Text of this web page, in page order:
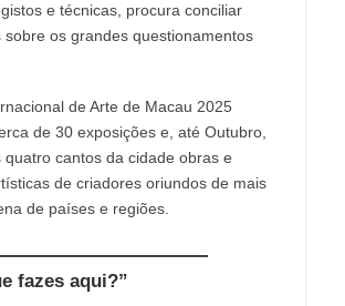
e técnicas, procura conciliar
sobre os grandes questionamentos
de Arte de Macau 2025
de 30 exposições e, até Outubro,
quatro cantos da cidade obras e
de criadores oriundos de mais
de países e regiões.
fazes aqui?”